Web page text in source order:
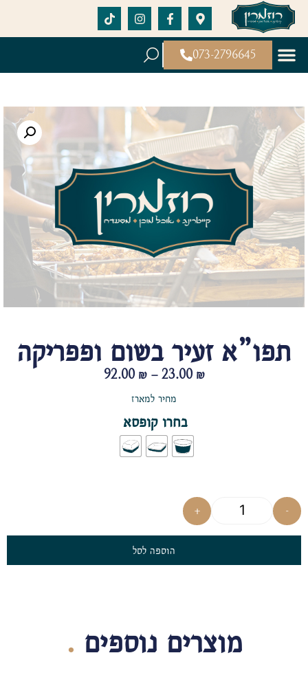
073-2796645
תפו”א זעיר בשום ופפריקה
23.00 ₪
–
92.00 ₪
מחיר למארז
בחרו קופסא
-
+
הוספה לסל
מוצרים נוספים .